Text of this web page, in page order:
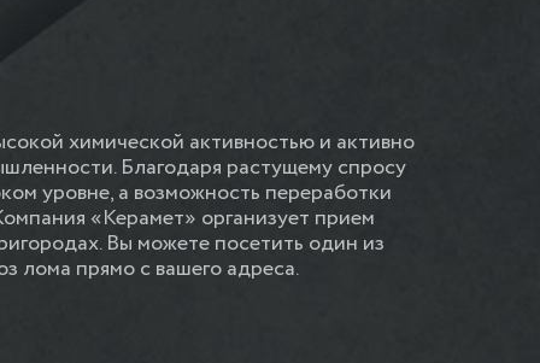
химической активностью и активно
Благодаря растущему спросу
уровне, а возможность переработки
«Керамет» организует прием
Вы можете посетить один из
лома прямо с вашего адреса.